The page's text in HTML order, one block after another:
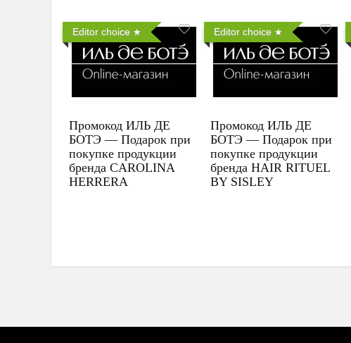
Editor choice
Промокод ИЛЬ ДЕ
БОТЭ — Подарок при
покупке продукции
бренда CAROLINA
HERRERA
Editor choice
Промокод ИЛЬ ДЕ
БОТЭ — Подарок при
покупке продукции
бренда HAIR RITUEL
BY SISLEY